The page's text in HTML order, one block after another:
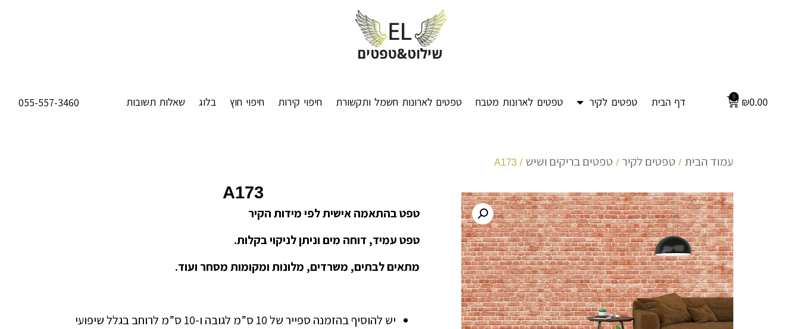
₪0.00
0 דף הבית טפטים לקיר טפטים לארונות מטבח טפטים לארונות חשמל ותקשורת חיפוי קירות חיפוי חוץ בלוג שאלות תשובות 055-557-3460
עמוד הבית / טפטים לקיר / טפטים בריקים ושיש / A173
A173
טפט בהתאמה אישית לפי מידות הקיר
טפט עמיד, דוחה מים וניתן לניקוי בקלות.
מתאים לבתים, משרדים, מלונות ומקומות מסחר ועוד.
יש להוסיף בהזמנה ספייר של 10 ס”מ לגובה ו-10 ס”מ לרוחב בגלל שיפועי